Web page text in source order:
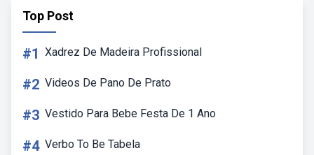
Top Post
#1 Xadrez De Madeira Profissional
#2 Videos De Pano De Prato
#3 Vestido Para Bebe Festa De 1 Ano
#4 Verbo To Be Tabela